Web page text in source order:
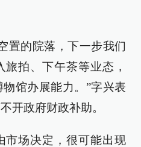
置的院落，下一步我们
拍、下午茶等业态，
馆办展能力。”字兴表
开政府财政补助。
市场决定，很可能出现